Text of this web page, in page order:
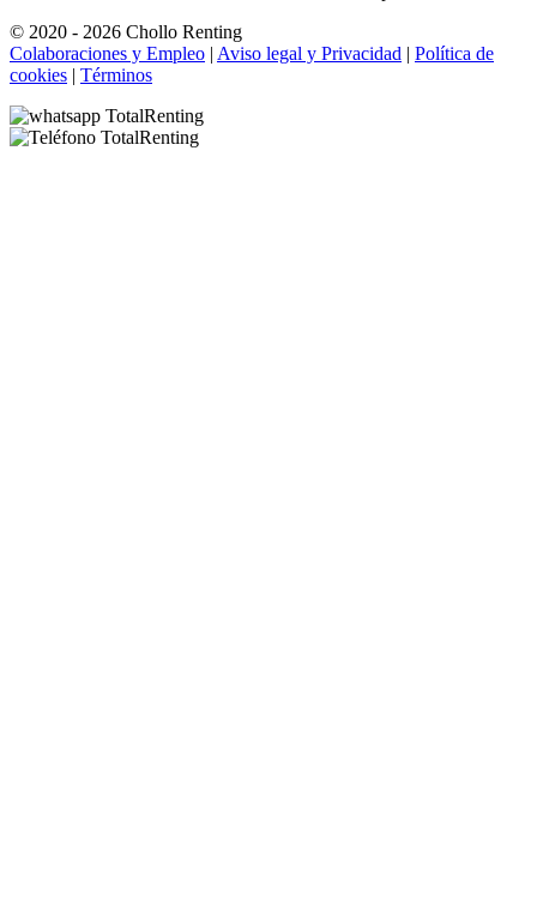
© 2020 - 2026 Chollo Renting
Colaboraciones y Empleo Aviso legal y Privacidad
Política de
cookies
Términos